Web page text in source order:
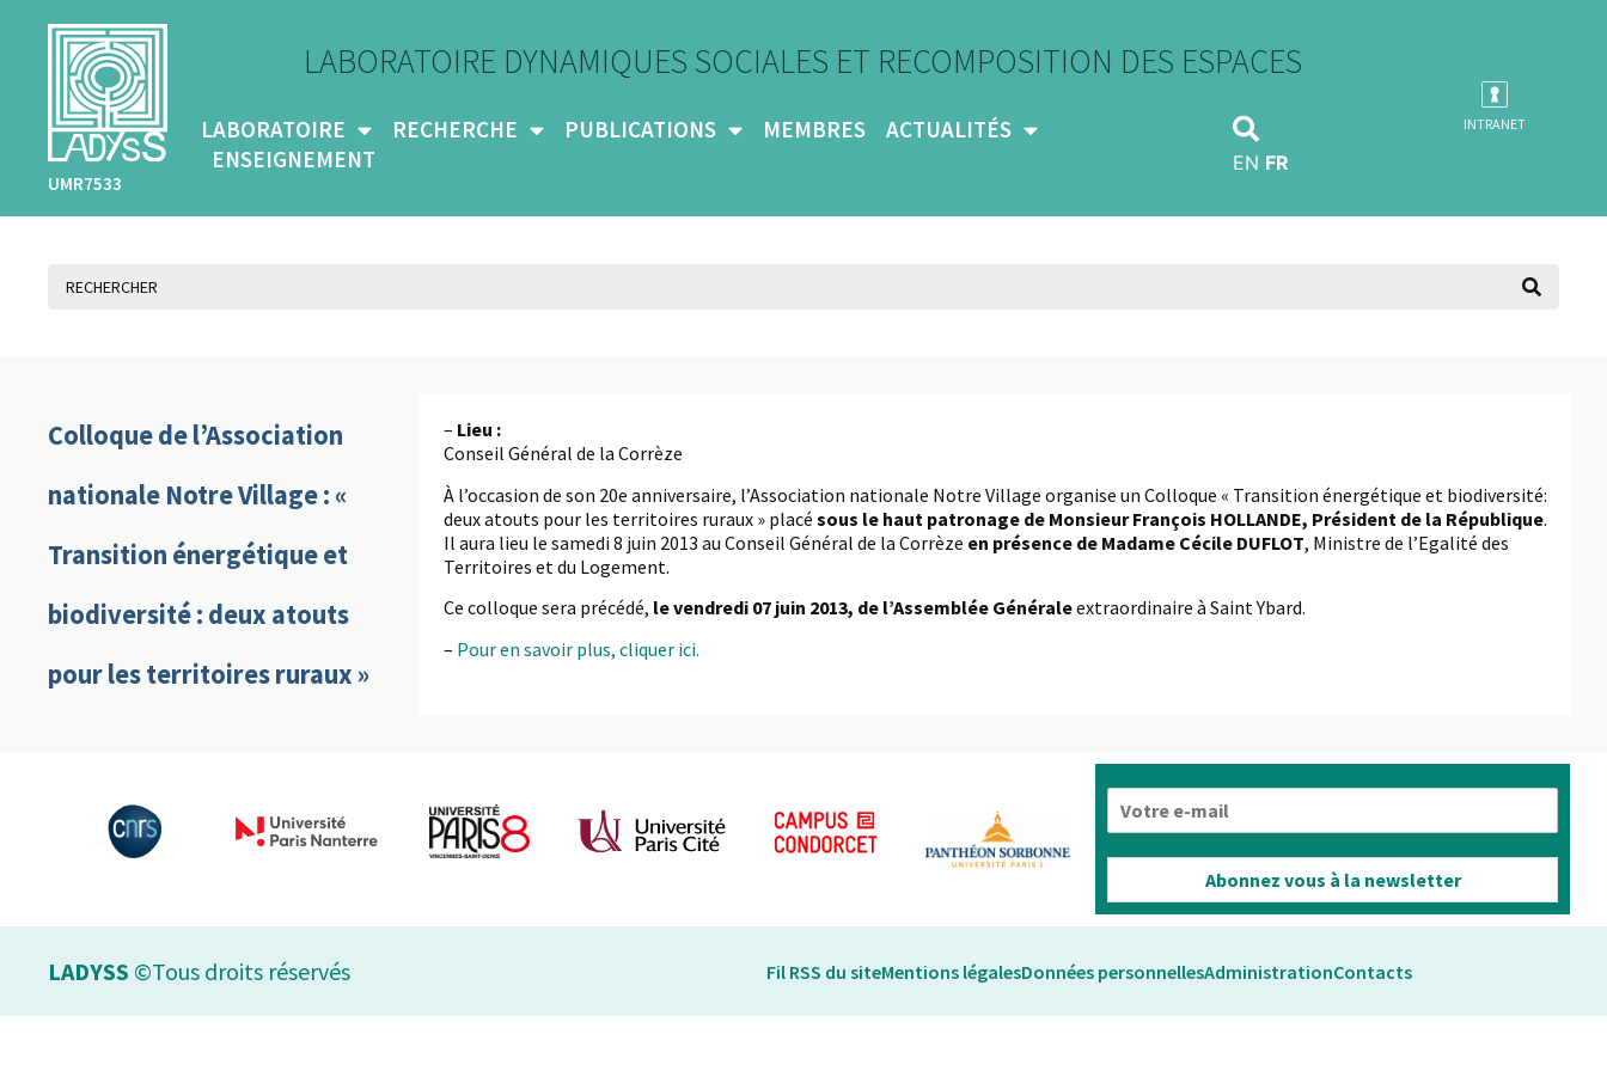
UMR7533
LABORATOIRE DYNAMIQUES SOCIALES ET RECOMPOSITION DES ESPACES
LABORATOIRE RECHERCHE PUBLICATIONS MEMBRES
ACTUALITÉS
ENSEIGNEMENT
EN FR
INTRANET
Colloque de l’Association
nationale Notre Village : «
Transition énergétique et
biodiversité : deux atouts
pour les territoires ruraux »
– Lieu :
Conseil Général de la Corrèze
À l’occasion de son 20e anniversaire, l’Association nationale Notre Village organise un Colloque « Transition énergétique et biodiversité:
deux atouts pour les territoires ruraux » placé sous le haut patronage de Monsieur François HOLLANDE, Président de la République.
Il aura lieu le samedi 8 juin 2013 au Conseil Général de la Corrèze en présence de Madame Cécile DUFLOT, Ministre de l’Egalité des
Territoires et du Logement.
Ce colloque sera précédé, le vendredi 07 juin 2013, de l’Assemblée Généraleextraordinaire à Saint Ybard.
– Pour en savoir plus, cliquer ici.
l
Abonnez vous à la newsletter
LADYSS ©Tous droits réservés Fil RSS du siteMentions légalesDonnées personnellesAdministrationContacts